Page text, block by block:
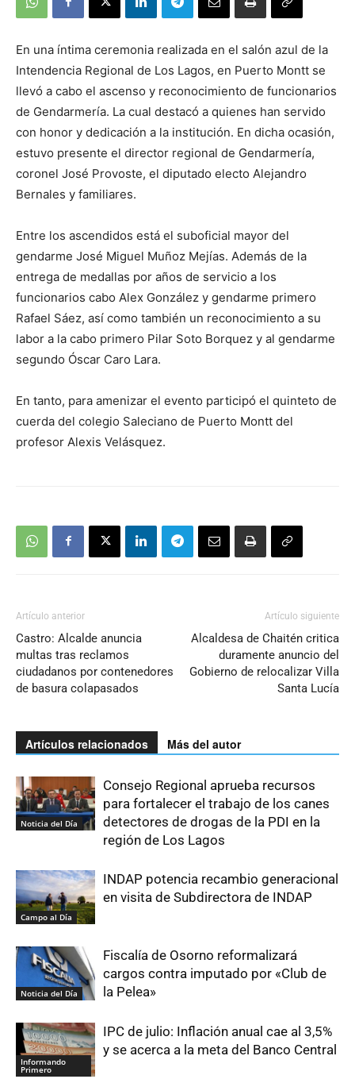
En una íntima ceremonia realizada en el salón azul de la
Intendencia Regional de Los Lagos, en Puerto Montt se
llevó a cabo el ascenso y reconocimiento de funcionarios
de Gendarmería. La cual destacó a quienes han servido
con honor y dedicación a la institución. En dicha ocasión,
estuvo presente el director regional de Gendarmería,
coronel José Provoste, el diputado electo Alejandro
Bernales y familiares.
Entre los ascendidos está el suboficial mayor del
gendarme José Miguel Muñoz Mejías. Además de la
entrega de medallas por años de servicio a los
funcionarios cabo Alex González y gendarme primero
Rafael Sáez, así como también un reconocimiento a su
labor a la cabo primero Pilar Soto Borquez y al gendarme
segundo Óscar Caro Lara.
En tanto, para amenizar el evento participó el quinteto de
cuerda del colegio Saleciano de Puerto Montt del
profesor Alexis Velásquez.
Artículo anterior
Castro: Alcalde anuncia
multas tras reclamos
ciudadanos por contenedores
de basura colapasados
Artículo siguiente
Alcaldesa de Chaitén critica
duramente anuncio del
Gobierno de relocalizar Villa
Santa Lucía
Artículos relacionados Más del autor
Noticia del Día
Consejo Regional aprueba recursos
para fortalecer el trabajo de los canes
detectores de drogas de la PDI en la
región de Los Lagos
Campo al Día
INDAP potencia recambio generacional
en visita de Subdirectora de INDAP
Noticia del Día
Fiscalía de Osorno reformalizará
cargos contra imputado por «Club de
la Pelea»
Informando
Primero
IPC de julio: Inflación anual cae al 3,5%
y se acerca a la meta del Banco Central